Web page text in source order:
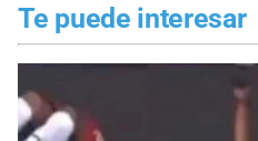
Te puede interesar